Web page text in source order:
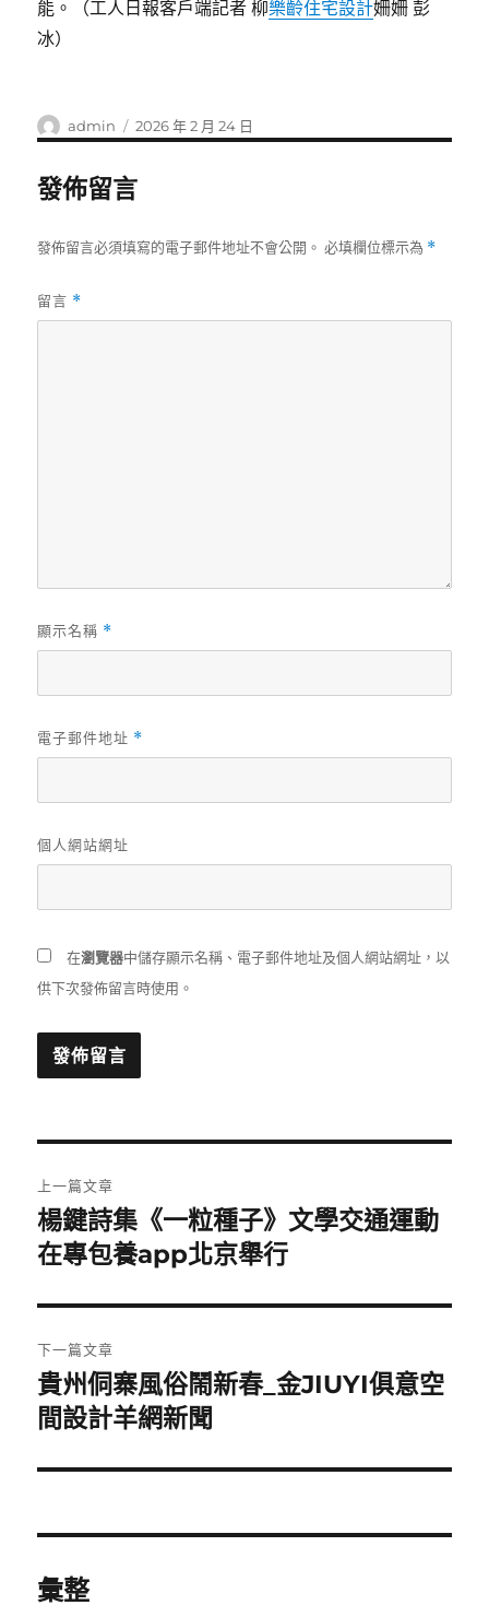
能。（工人日報客戶端記者 柳樂齡住宅設計姍姍 彭
冰）
作
者
admin
發
佈
2026 年 2 月 24 日
發佈留言
發佈留言必須填寫的電子郵件地址不會公開。 必填欄位標示為 *
留言 *
顯示名稱 *
電子郵件地址 *
個人網站網址
在瀏覽器中儲存顯示名稱、電子郵件地址及個人網站網址，以
供下次發佈留言時使用。
章
導
覽
上一篇文章
上
一
文
章:
楊鍵詩集《一粒種子》文學交通運動
在專包養app北京舉行
下一篇文章
下
一
文
貴州侗寨風俗鬧新春_金JIUYI俱意空
間設計羊網新聞
彙整